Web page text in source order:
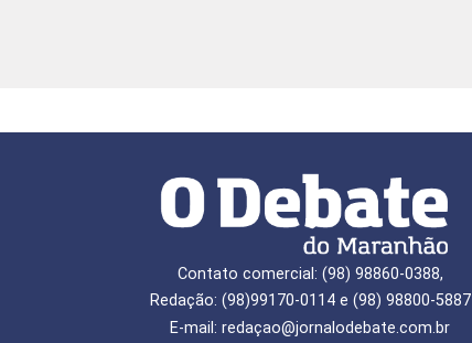
Contato comercial: (98) 98860-0388,
Redação: (98)99170-0114 e (98) 98800-5887
E-mail: redaçao@jornalodebate.com.br